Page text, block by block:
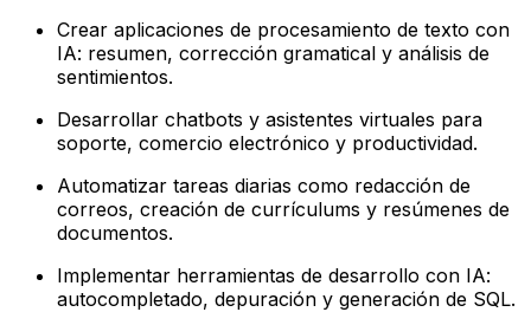
Crear aplicaciones de procesamiento de texto con
IA: resumen, corrección gramatical y análisis de
sentimientos.
Desarrollar chatbots y asistentes virtuales para
soporte, comercio electrónico y productividad.
Automatizar tareas diarias como redacción de
correos, creación de currículums y resúmenes de
documentos.
Implementar herramientas de desarrollo con IA:
autocompletado, depuración y generación de SQL.